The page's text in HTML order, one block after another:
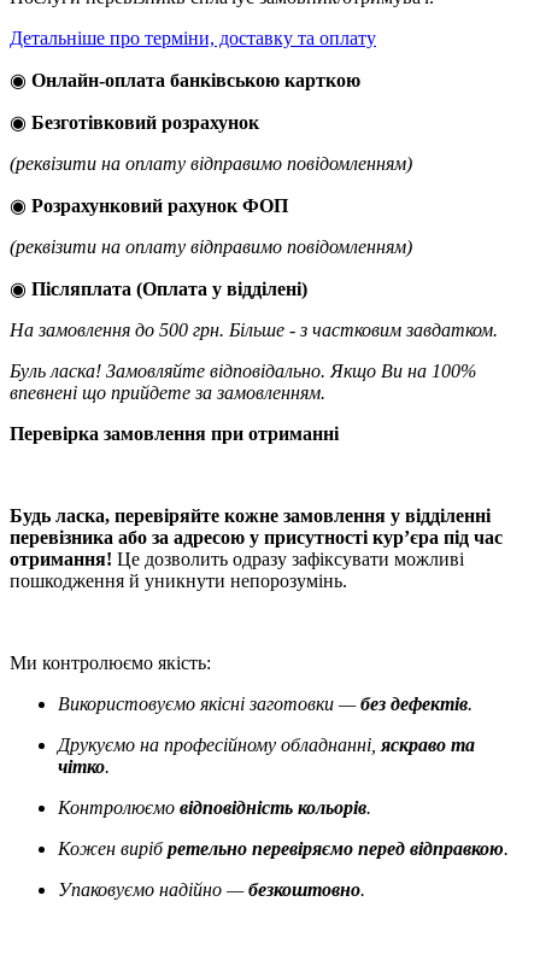
Детальніше про терміни, доставку та оплату
◉ Онлайн-оплата банківською карткою
◉ Безготівковий розрахунок
(реквізити на оплату відправимо повідомленням)
◉ Розрахунковий рахунок ФОП
(реквізити на оплату відправимо повідомленням)
◉ Післяплата (Оплата у відділені)
На замовлення до 500 грн. Більше - з частковим завдатком.
Буль ласка! Замовляйте відповідально. Якщо Ви на 100%
впевнені що прийдете за замовленням.
Перевірка замовлення при отриманні
Будь ласка, перевіряйте кожне замовлення у відділенні
перевізника або за адресою у присутності кур’єра під час
отримання! Це дозволить одразу зафіксувати можливі
пошкодження й уникнути непорозумінь.
Ми контролюємо якість:
Використовуємо якісні заготовки —без дефектів.
Друкуємо на професійному обладнанні, яскраво та
чітко.
Контролюємо відповідність кольорів.
Кожен вирібретельно перевіряємо перед відправкою.
Упаковуємо надійно —безкоштовно.